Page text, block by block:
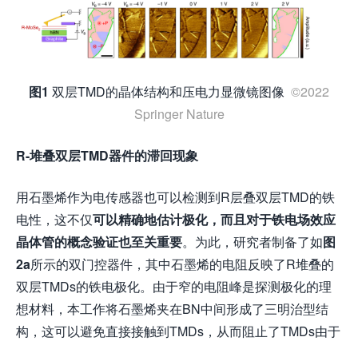
图1 双层TMD的晶体结构和压电力显微镜图像 ©2022
Springer Nature
R-堆叠双层TMD器件的滞回现象
用石墨烯作为电传感器也可以检测到R层叠双层TMD的铁
电性，这不仅可以精确地估计极化，而且对于铁电场效应
晶体管的概念验证也至关重要。为此，研究者制备了如图
2a所示的双门控器件，其中石墨烯的电阻反映了R堆叠的
双层TMDs的铁电极化。由于窄的电阻峰是探测极化的理
想材料，本工作将石墨烯夹在BN中间形成了三明治型结
构，这可以避免直接接触到TMDs，从而阻止了TMDs由于